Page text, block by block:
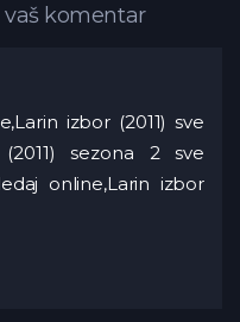
komentar
izbor (2011) sve
sezona 2 sve
online,Larin izbor